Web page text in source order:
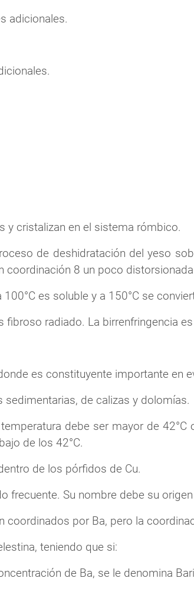
adicionales.
y cristalizan en el sistema rómbico.
de deshidratación del yeso
coordinación 8 un poco
es soluble y a 150°C se
fibroso radiado. La birrenfringencia
es constituyente importante en
de calizas y dolomías.
debe ser mayor de
de los 42°C.
de los pórfidos de Cu.
frecuente. Su nombre debe su
coordinados por Ba, pero la
teniendo que si:
de Ba, se le denomina